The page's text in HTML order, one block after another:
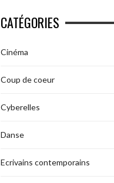
CATÉGORIES
Cinéma
Coup de coeur
Cyberelles
Danse
Ecrivains contemporains